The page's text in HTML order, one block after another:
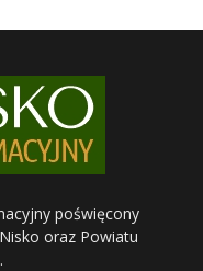
poświęcony
oraz Powiatu